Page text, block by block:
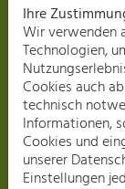
Ihre
Wir verwenden
Technologien,
Cookies auch
technisch
Informationen,
Cookies und
unserer
Einstellungen